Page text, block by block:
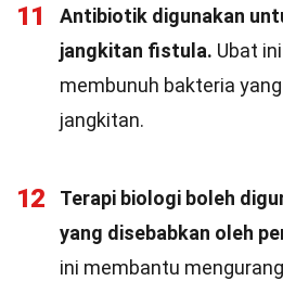
11
Antibiotik digunakan
jangkitan fistula. Ubat
membunuh bakteria
jangkitan.
12
Terapi biologi boleh
yang disebabkan oleh
ini membantu